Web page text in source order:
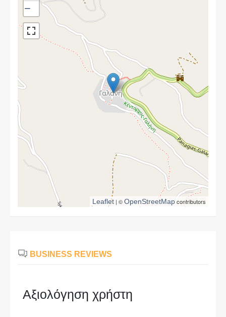
−
Leaflet | ©OpenStreetMapcontributors
BUSINESS REVIEWS
Αξιολόγηση χρήστη